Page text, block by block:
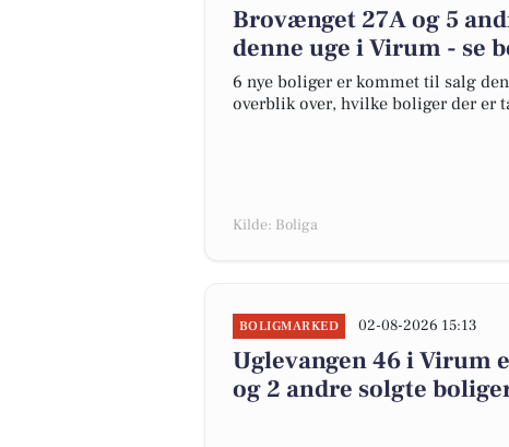
Brovænget 27A og 5
denne uge i Virum - se
6 nye boliger er kommet til salg
overblik over, hvilke boliger der er
Kilde: Boliga
BOLIGMARKED 02-08-2026 15:13
Uglevangen 46 i Virum
og 2 andre solgte